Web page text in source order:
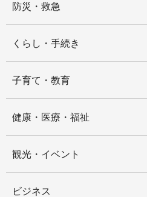
防災・救急
くらし・手続き
子育て・教育
健康・医療・福祉
観光・イベント
ビジネス